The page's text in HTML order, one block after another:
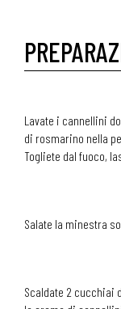
Lavate i cannellini
di rosmarino nella
Togliete dal fuoco,
Salate la minestra
Scaldate 2 cucchiai